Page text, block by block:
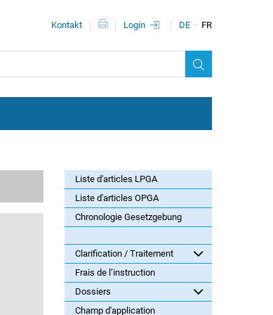
DE FR
Méta-navigation
Kontakt Login
Liste d'articles LPGA
Liste d'articles OPGA
Chronologie Gesetzgebung
Clarification / Traitement
Frais de l’instruction
Dossiers
Champ d'application